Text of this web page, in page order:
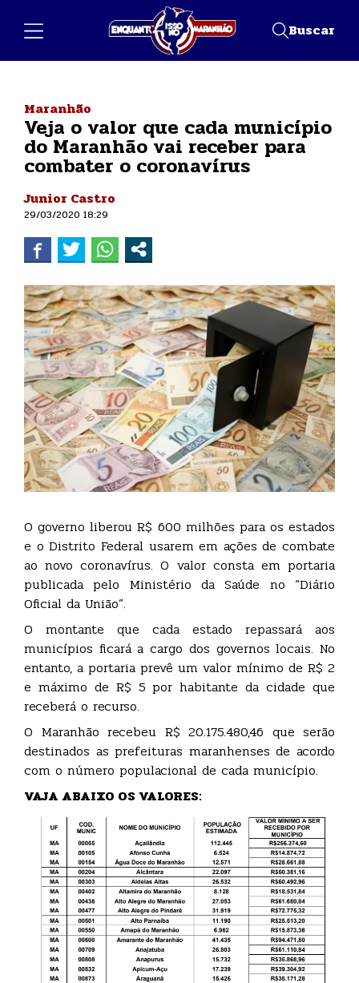
Buscar
Maranhão
Veja o valor que cada município
do Maranhão vai receber para
combater o coronavírus
Junior Castro
29/03/2020 18:29
O governo liberou R$ 600 milhões para os estados
e o Distrito Federal usarem em ações de combate
ao novo coronavírus. O valor consta em portaria
publicada pelo Ministério da Saúde no “Diário
Oficial da União”.
O montante que cada estado repassará aos
municípios ficará a cargo dos governos locais. No
entanto, a portaria prevê um valor mínimo de R$ 2
e máximo de R$ 5 por habitante da cidade que
receberá o recurso.
O Maranhão recebeu R$ 20.175.480,46 que serão
destinados as prefeituras maranhenses de acordo
com o número populacional de cada município.
VAJA ABAIXO OS VALORES: